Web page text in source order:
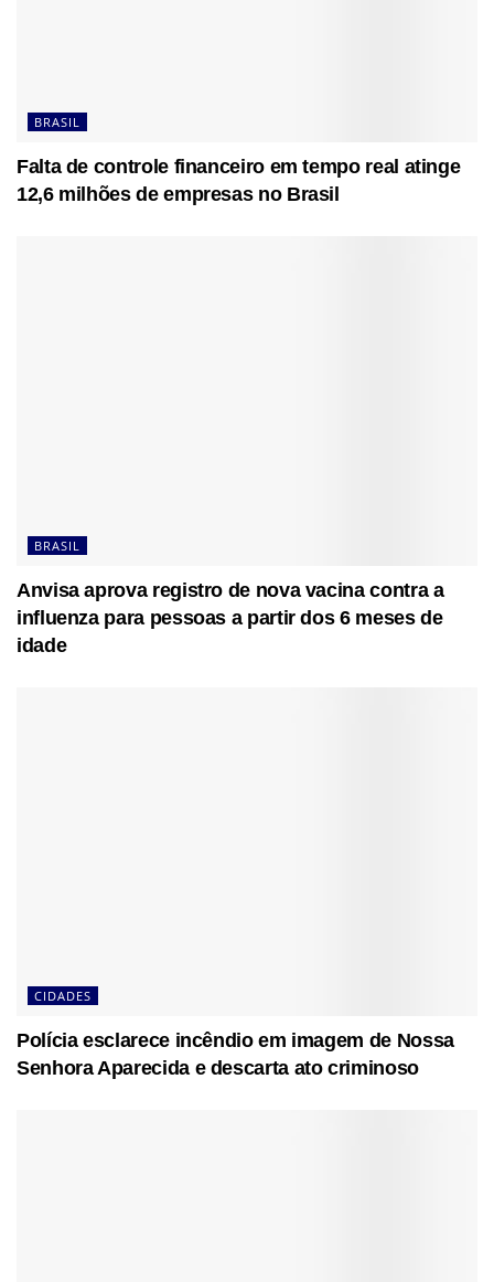
BRASIL
Falta de controle financeiro em tempo real atinge
12,6 milhões de empresas no Brasil
BRASIL
Anvisa aprova registro de nova vacina contra a
influenza para pessoas a partir dos 6 meses de
idade
CIDADES
Polícia esclarece incêndio em imagem de Nossa
Senhora Aparecida e descarta ato criminoso